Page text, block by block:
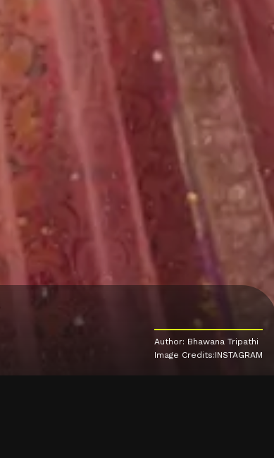
Author: Bhawana Tripathi
Image Credits:INSTAGRAM